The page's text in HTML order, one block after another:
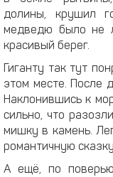
долины, крушил
медведю было не
красивый берег.
Гиганту так тут
этом месте. После
Наклонившись к
сильно, что
мишку в камень.
романтичную
А ещё, по